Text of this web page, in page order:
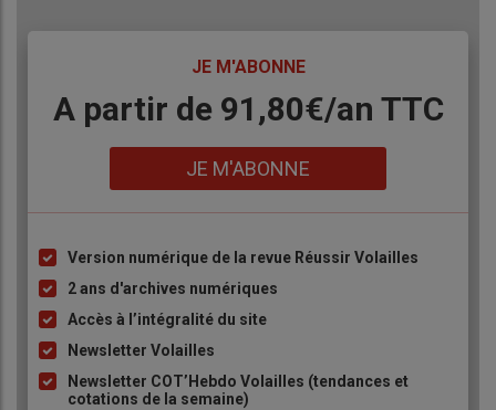
JE M'ABONNE
Body
A partir de 91,80€/an​ TTC
JE M'ABONNE
Liste
à
puce
Version numérique de la revue Réussir Volailles
2 ans d'archives numériques
Accès à l’intégralité du site
Newsletter Volailles
Newsletter COT’Hebdo Volailles (tendances et
cotations de la semaine)